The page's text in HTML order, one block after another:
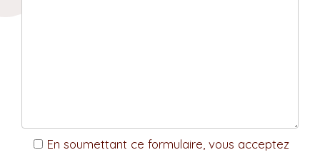
En soumettant ce formulaire, vous acceptez